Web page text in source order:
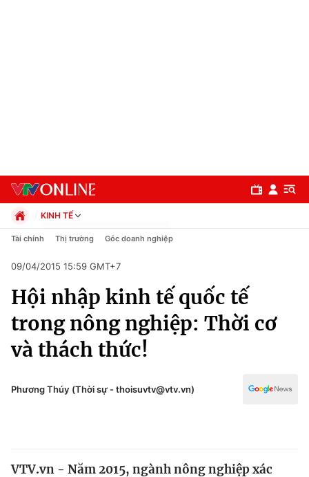
Chuyên mục
Chính trị
Xã hội
Pháp luật
KINH TẾ
Chính trị
Pháp luật
Kinh tế
Thể thao
Truyền hình
Văn hóa - Giải trí
Công nghệ
Tài chính Thị trường Góc doanh nghiệp
09/04/2015 15:59 GMT+7
Hội nhập kinh tế quốc tế
trong nông nghiệp: Thời cơ
và thách thức!
Phương Thúy (Thời sự - thoisuvtv@vtv.vn)
VTV.vn - Năm 2015, ngành nông nghiệp xác